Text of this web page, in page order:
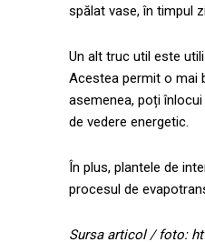
spălat vase, în timpul
Un alt truc util este
Acestea permit o mai
asemenea, poți
de vedere energetic.
În plus, plantele de
procesul de
Sursa articol / foto: